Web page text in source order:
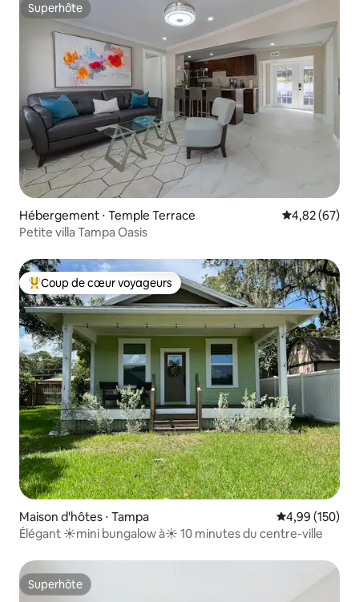
Superhôte
Superhôte
Hébergement ⋅ Temple Terrace Évaluation
4,82 (67)
Petite villa Tampa Oasis
Coups de cœur voyageurs les plus appréciés
Coup de cœur voyageurs
Maison d'hôtes ⋅ Tampa Évaluation
4,99 (150)
Élégant ☀mini bungalow à☀ 10 minutes du centre-ville
Superhôte
Superhôte